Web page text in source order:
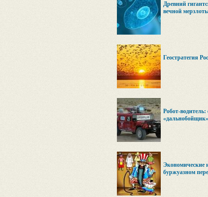
Древний
вечной
Геостратегия
Робот-водитель:
буржуазном